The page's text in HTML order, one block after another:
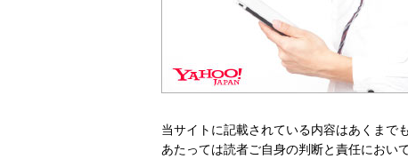
当サイトに記載されている内容はあくまで
あたっては読者ご自身の判断と責任におい